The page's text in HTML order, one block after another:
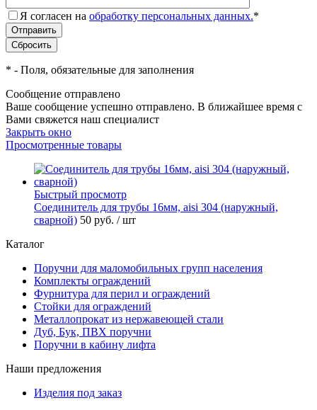
Я согласен на обработку персональных данных.*
* - Поля, обязательные для заполнения
Сообщение отправлено
Ваше сообщение успешно отправлено. В ближайшее время с
Вами свяжется наш специалист
Закрыть окно
Просмотренные товары
Быстрый просмотр
Соединитель для трубы 16мм, aisi 304 (наружный,
сварной) 50 руб. / шт
Каталог
Поручни для маломобильных групп населения
Комплекты ограждений
Фурнитура для перил и ограждений
Стойки для ограждений
Металлопрокат из нержавеющей стали
Дуб, Бук, ПВХ поручни
Поручни в кабину лифта
Наши предложения
Изделия под заказ